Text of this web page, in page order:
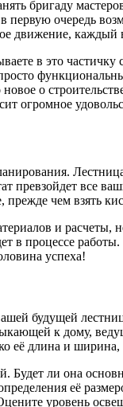
бригаду
очередь
движение,
в это
о
огромное
превзойдет все
прежде чем взять
и
в процессе
успеха!
будущей
к дому,
её длина и
Будет ли она
её
уровень